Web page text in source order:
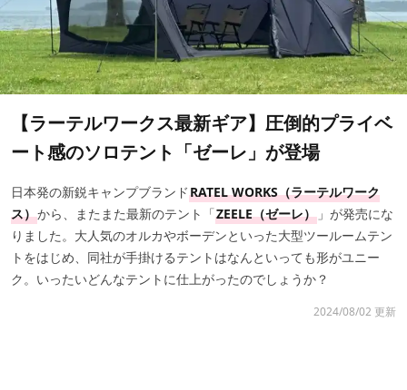
【ラーテルワークス最新ギア】圧倒的プライベ
ート感のソロテント「ゼーレ」が登場
日本発の新鋭キャンプブランドRATEL WORKS（ラーテルワーク
ス）から、またまた最新のテント「ZEELE（ゼーレ） 」が発売にな
りました。大人気のオルカやボーデンといった大型ツールームテン
トをはじめ、同社が手掛けるテントはなんといっても形がユニー
ク。いったいどんなテントに仕上がったのでしょうか？
2024/08/02 更新